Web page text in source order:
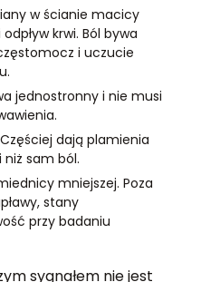
w ścianie macicy
krwi. Ból bywa
i uczucie
jednostronny i nie musi
dają plamienia
sam ból.
mniejszej. Poza
stany
przy badaniu
sygnałem nie jest